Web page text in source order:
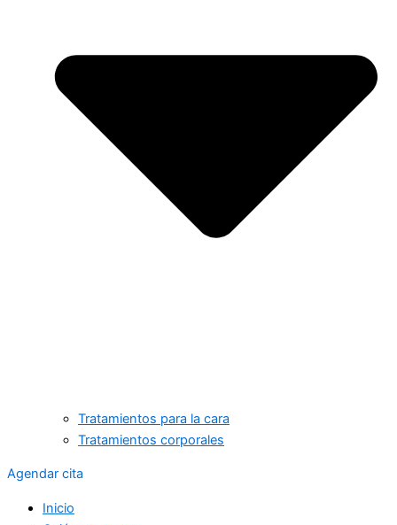
Tratamientos para la cara
Tratamientos corporales
Agendar cita
Inicio